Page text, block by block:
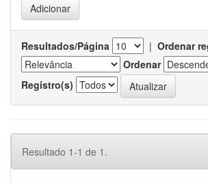
Resultados/Página | Ordenar
Ordenar
Registro(s)
Resultado 1-1 de 1.